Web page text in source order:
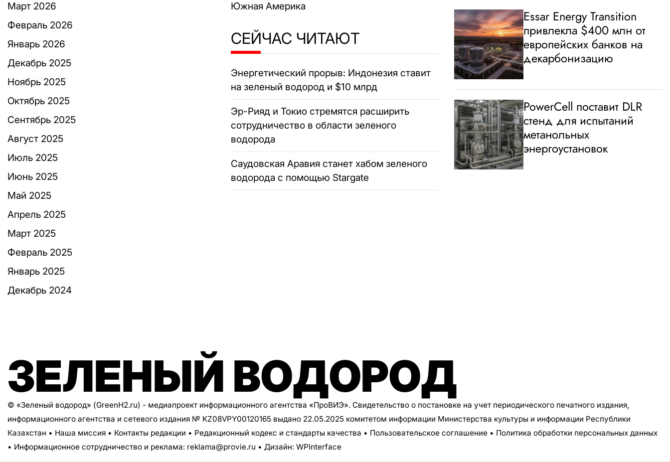
Март 2026
Февраль 2026
Январь 2026
Декабрь 2025
Ноябрь 2025
Октябрь 2025
Сентябрь 2025
Август 2025
Июль 2025
Июнь 2025
Май 2025
Апрель 2025
Март 2025
Февраль 2025
Январь 2025
Декабрь 2024
Южная Америка
СЕЙЧАС ЧИТАЮТ
Энергетический прорыв: Индонезия ставит
на зеленый водород и $10 млрд
Эр-Рияд и Токио стремятся расширить
сотрудничество в области зеленого
водорода
Саудовская Аравия станет хабом зеленого
водорода с помощью Stargate
Essar Energy Transition
привлекла $400 млн от
европейских банков на
декарбонизацию
PowerCell поставит DLR
стенд для испытаний
метанольных
энергоустановок
ЗЕЛЕНЫЙ ВОДОРОД
© «Зеленый водород» (GreenH2.ru) - медиапроект информационного агентства «ПроВИЭ». Свидетельство о постановке на учет периодического печатного издания,
информационного агентства и сетевого издания № KZ08VPY00120165 выдано 22.05.2025 комитетом информации Министерства культуры и информации Республики
Казахстан • Наша миссия • Контакты редакции • Редакционный кодекс и стандарты качества • Пользовательское соглашение • Политика обработки персональных данных
• Информационное сотрудничество и реклама: reklama@provie.ru • Дизайн: WPInterface